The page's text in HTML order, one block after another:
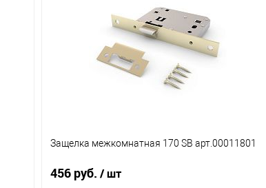
Купить в 1 клик
Сравнение
В избранное
В наличии (10)
Защелка межкомнатная 170 SB арт.00011801
456 руб. / шт